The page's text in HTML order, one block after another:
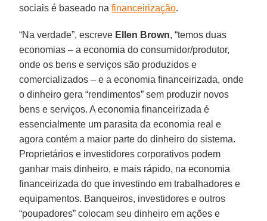
sociais é baseado nafinanceirização.
“Na verdade”, escreve Ellen Brown, “temos duas
economias – a economia do consumidor/produtor,
onde os bens e serviços são produzidos e
comercializados – e a economia financeirizada, onde
o dinheiro gera “rendimentos” sem produzir novos
bens e serviços. A economia financeirizada é
essencialmente um parasita da economia real e
agora contém a maior parte do dinheiro do sistema.
Proprietários e investidores corporativos podem
ganhar mais dinheiro, e mais rápido, na economia
financeirizada do que investindo em trabalhadores e
equipamentos. Banqueiros, investidores e outros
“poupadores” colocam seu dinheiro em ações e